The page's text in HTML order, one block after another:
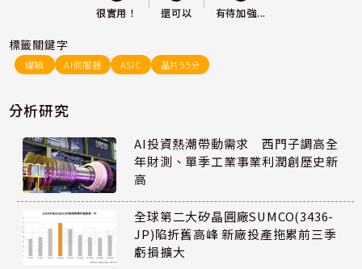
很實用！ 還可以 有待加強...
標籤關鍵字
緯穎 AI伺服器 ASIC 晶片55分
分析研究
AI投資熱潮帶動需求 西門子調高全
年財測、單季工業事業利潤創歷史新
高
全球第二大矽晶圓廠SUMCO(3436-
JP)陷折舊高峰 新廠投產拖累前三季
虧損擴大